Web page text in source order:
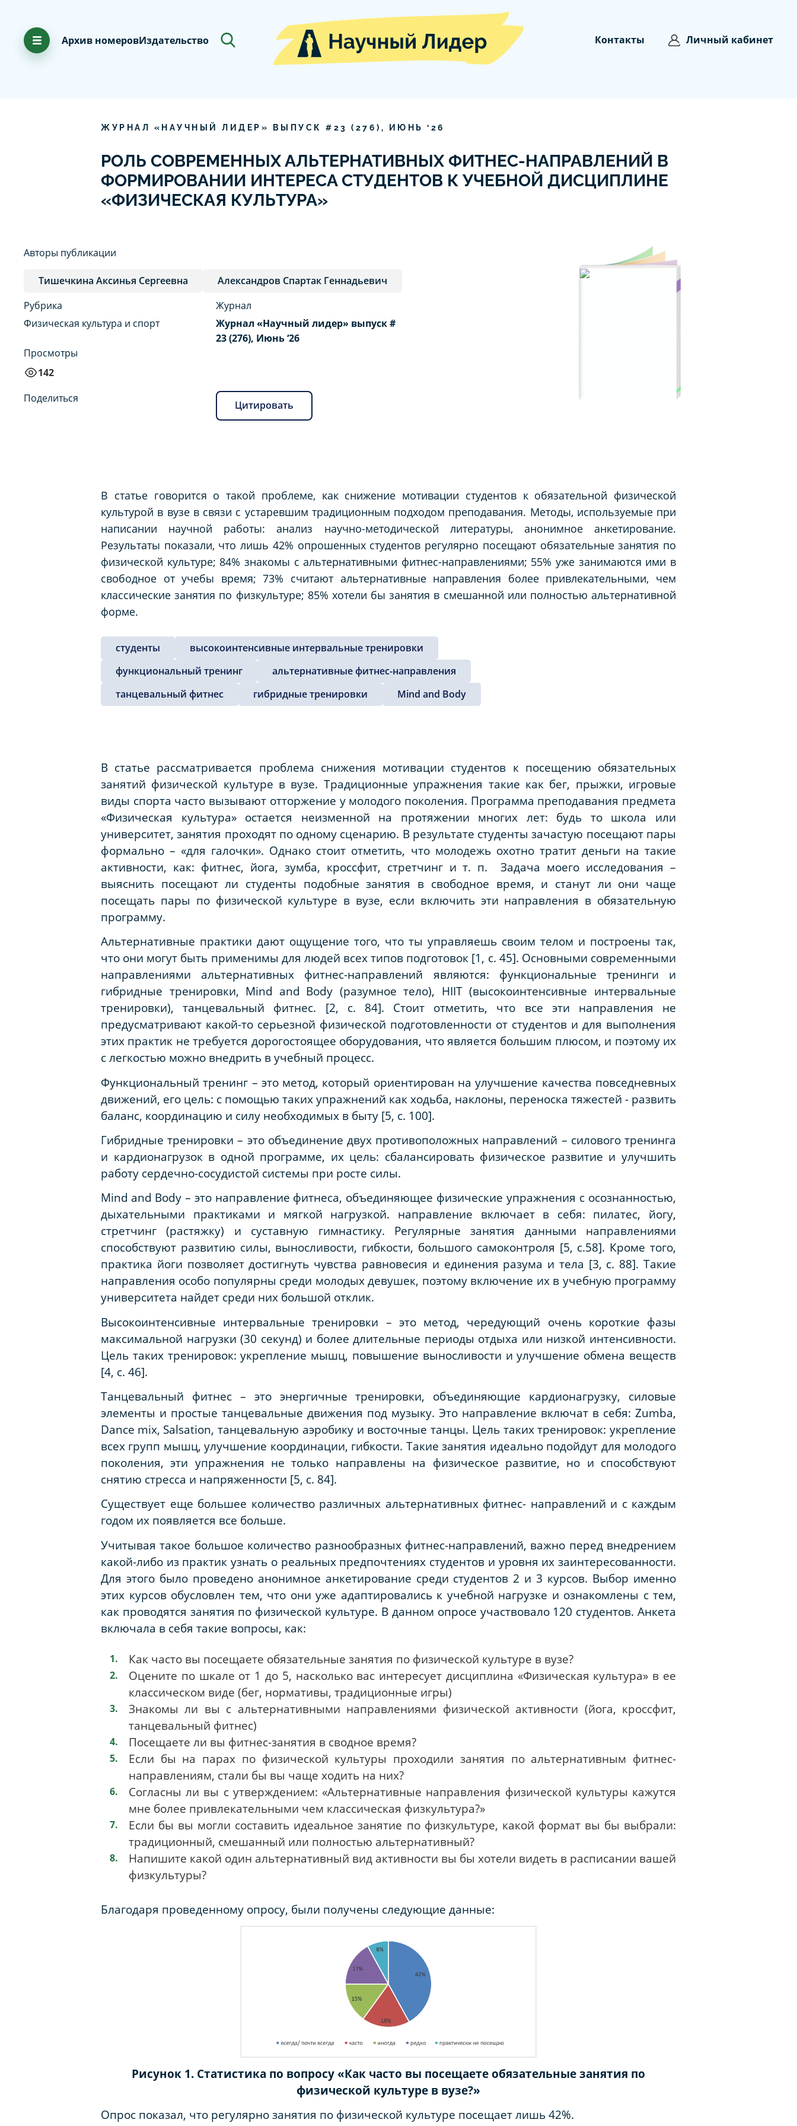
Архив номеровИздательство Контакты Личный кабинет
ЖУРНАЛ «НАУЧНЫЙ ЛИДЕР» ВЫПУСК # 23 ( 276 ), ИЮНЬ ‘ 26
РОЛЬ СОВРЕМЕННЫХ АЛЬТЕРНАТИВНЫХ ФИТНЕС-НАПРАВЛЕНИЙ В
ФОРМИРОВАНИИ ИНТЕРЕСА СТУДЕНТОВ К УЧЕБНОЙ ДИСЦИПЛИНЕ
«ФИЗИЧЕСКАЯ КУЛЬТУРА»
Авторы публикации
Тишечкина Аксинья Сергеевна
Александров Спартак Геннадьевич
Рубрика
Физическая культура и спорт
Просмотры
142
Журнал
Журнал «Научный лидер» выпуск #
23 (276), Июнь ‘26
Поделиться
Цитировать
В статье говорится о такой проблеме, как снижение мотивации студентов к обязательной физической
культурой в вузе в связи с устаревшим традиционным подходом преподавания. Методы, используемые при
написании научной работы: анализ научно-методической литературы, анонимное анкетирование.
Результаты показали, что лишь 42% опрошенных студентов регулярно посещают обязательные занятия по
физической культуре; 84% знакомы с альтернативными фитнес-направлениями; 55% уже занимаются ими в
свободное от учебы время; 73% считают альтернативные направления более привлекательными, чем
классические занятия по физкультуре; 85% хотели бы занятия в смешанной или полностью альтернативной
форме.
студенты
высокоинтенсивные интервальные тренировки
функциональный тренинг
альтернативные фитнес-направления
танцевальный фитнес
гибридные тренировки Mind and Body
В статье рассматривается проблема снижения мотивации студентов к посещению обязательных
занятий физической культуре в вузе. Традиционные упражнения такие как бег, прыжки, игровые
виды спорта часто вызывают отторжение у молодого поколения. Программа преподавания предмета
«Физическая культура» остается неизменной на протяжении многих лет: будь то школа или
университет, занятия проходят по одному сценарию. В результате студенты зачастую посещают пары
формально – «для галочки». Однако стоит отметить, что молодежь охотно тратит деньги на такие
активности, как: фитнес, йога, зумба, кроссфит, стретчинг и т. п. Задача моего исследования –
выяснить посещают ли студенты подобные занятия в свободное время, и станут ли они чаще
посещать пары по физической культуре в вузе, если включить эти направления в обязательную
программу.
Альтернативные практики дают ощущение того, что ты управляешь своим телом и построены так,
что они могут быть применимы для людей всех типов подготовок [1, с. 45]. Основными современными
направлениями альтернативных фитнес-направлений являются: функциональные тренинги и
гибридные тренировки, Mind and Body (разумное тело), HIIT(высокоинтенсивные интервальные
тренировки), танцевальный фитнес. [2, с. 84]. Стоит отметить, что все эти направления не
предусматривают какой-то серьезной физической подготовленности от студентов и для выполнения
этих практик не требуется дорогостоящее оборудования, что является большим плюсом, и поэтому их
с легкостью можно внедрить в учебный процесс.
Функциональный тренинг – это метод, который ориентирован на улучшение качества повседневных
движений, его цель: с помощью таких упражнений как ходьба, наклоны, переноска тяжестей - развить
баланс, координацию и силу необходимых в быту [5, с. 100].
Гибридные тренировки – это объединение двух противоположных направлений – силового тренинга
и кардионагрузок в одной программе, их цель: сбалансировать физическое развитие и улучшить
работу сердечно-сосудистой системы при росте силы.
Mind and Body– это направление фитнеса, объединяющее физические упражнения с осознанностью,
дыхательными практиками и мягкой нагрузкой. направление включает в себя: пилатес, йогу,
стретчинг (растяжку) и суставную гимнастику. Регулярные занятия данными направлениями
способствуют развитию силы, выносливости, гибкости, большого самоконтроля [5, с.58]. Кроме того,
практика йоги позволяет достигнуть чувства равновесия и единения разума и тела [3, с. 88]. Такие
направления особо популярны среди молодых девушек, поэтому включение их в учебную программу
университета найдет среди них большой отклик.
Высокоинтенсивные интервальные тренировки – это метод, чередующий очень короткие фазы
максимальной нагрузки (30 секунд) и более длительные периоды отдыха или низкой интенсивности.
Цель таких тренировок: укрепление мышц, повышение выносливости и улучшение обмена веществ
[4, с. 46].
Танцевальный фитнес – это энергичные тренировки, объединяющие кардионагрузку, силовые
элементы и простые танцевальные движения под музыку. Это направление включат в себя: Zumba,
Dance mix, Salsation, танцевальную аэробику и восточные танцы. Цель таких тренировок: укрепление
всех групп мышц, улучшение координации, гибкости. Такие занятия идеально подойдут для молодого
поколения, эти упражнения не только направлены на физическое развитие, но и способствуют
снятию стресса и напряженности [5, с. 84].
Существует еще большее количество различных альтернативных фитнес- направлений и с каждым
годом их появляется все больше.
Учитывая такое большое количество разнообразных фитнес-направлений, важно перед внедрением
какой-либо из практик узнать о реальных предпочтениях студентов и уровня их заинтересованности.
Для этого было проведено анонимное анкетирование среди студентов 2 и 3 курсов. Выбор именно
этих курсов обусловлен тем, что они уже адаптировались к учебной нагрузке и ознакомлены с тем,
как проводятся занятия по физической культуре. В данном опросе участвовало 120 студентов. Анкета
включала в себя такие вопросы, как:
Как часто вы посещаете обязательные занятия по физической культуре в вузе?
Оцените по шкале от 1 до 5, насколько вас интересует дисциплина «Физическая культура» в ее
классическом виде (бег, нормативы, традиционные игры)
Знакомы ли вы с альтернативными направлениями физической активности (йога, кроссфит,
танцевальный фитнес)
Посещаете ли вы фитнес-занятия в сводное время?
Если бы на парах по физической культуры проходили занятия по альтернативным фитнес-
направлениям, стали бы вы чаще ходить на них?
Согласны ли вы с утверждением: «Альтернативные направления физической культуры кажутся
мне более привлекательными чем классическая физкультура?»
Если бы вы могли составить идеальное занятие по физкультуре, какой формат вы бы выбрали:
традиционный, смешанный или полностью альтернативный?
Напишите какой один альтернативный вид активности вы бы хотели видеть в расписании вашей
физкультуры?
Благодаря проведенному опросу, были получены следующие данные:
Рисунок 1. Статистика по вопросу «Как часто вы посещаете обязательные занятия по
физической культуре в вузе?»
Опрос показал, что регулярно занятия по физической культуре посещает лишь 42%.